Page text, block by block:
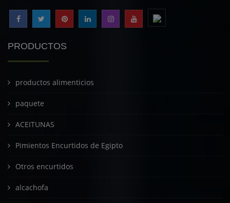
PRODUCTOS
productos alimenticios
paquete
ACEITUNAS
Pimientos Encurtidos de Egipto
Otros encurtidos
alcachofa